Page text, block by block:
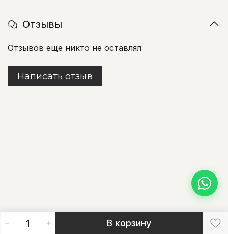
В корзину
Отзывы
Отзывов еще никто не оставлял
Написать отзыв